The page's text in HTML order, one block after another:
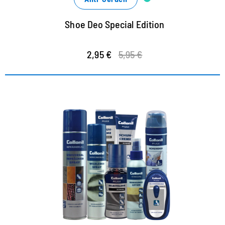
Shoe Deo Special Edition
2,95 € 5,95 €